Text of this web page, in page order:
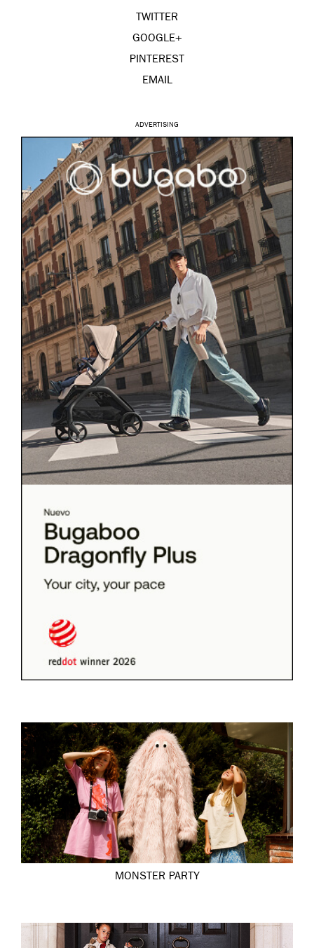
TWITTER
GOOGLE+
PINTEREST
EMAIL
ADVERTISING
MONSTER PARTY